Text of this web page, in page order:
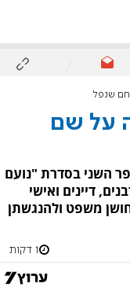
שנפל
על שם
השני בסדרת "נועם
דיינים ואישי
חושן משפט ולהנגשתן
1 דקות